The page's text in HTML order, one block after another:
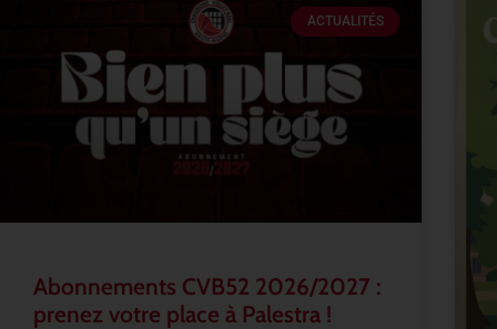
ACTUALITÉS
Abonnements CVB52 2026/2027 :
prenez votre place à Palestra !